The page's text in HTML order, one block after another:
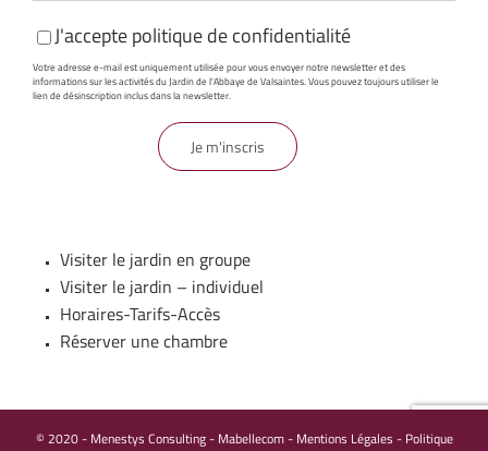
J'acceptepolitique de confidentialité
Votre adresse e-mail est uniquement utilisée pour vous envoyer notre newsletter et des
informations sur les activités du Jardin de l'Abbaye de Valsaintes. Vous pouvez toujours utiliser le
lien de désinscription inclus dans la newsletter.
Visiter le jardin en groupe
Visiter le jardin – individuel
Horaires-Tarifs-Accès
Réserver une chambre
© 2020 - Menestys Consulting- Mabellecom- Mentions Légales - Politique